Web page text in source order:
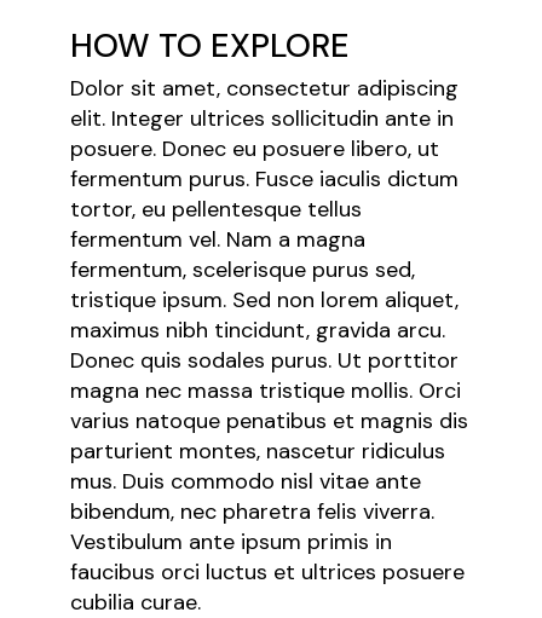
HOW TO EXPLORE
Dolor sit amet, consectetur adipiscing
elit. Integer ultrices sollicitudin ante in
posuere. Donec eu posuere libero, ut
fermentum purus. Fusce iaculis dictum
tortor, eu pellentesque tellus
fermentum vel. Nam a magna
fermentum, scelerisque purus sed,
tristique ipsum. Sed non lorem aliquet,
maximus nibh tincidunt, gravida arcu.
Donec quis sodales purus. Ut porttitor
magna nec massa tristique mollis. Orci
varius natoque penatibus et magnis dis
parturient montes, nascetur ridiculus
mus. Duis commodo nisl vitae ante
bibendum, nec pharetra felis viverra.
Vestibulum ante ipsum primis in
faucibus orci luctus et ultrices posuere
cubilia curae.